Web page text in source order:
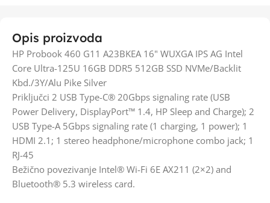
Opis proizvoda
HP Probook 460 G11 A23BKEA 16" WUXGA IPS AG Intel
Core Ultra-125U 16GB DDR5 512GB SSD NVMe/Backlit
Kbd./3Y/Alu Pike Silver
Priključci 2 USB Type-C® 20Gbps signaling rate (USB
Power Delivery, DisplayPort™ 1.4, HP Sleep and Charge); 2
USB Type-A 5Gbps signaling rate (1 charging, 1 power); 1
HDMI 2.1; 1 stereo headphone/microphone combo jack; 1
RJ-45
Bežično povezivanje Intel® Wi-Fi 6E AX211 (2×2) and
Bluetooth® 5.3 wireless card.